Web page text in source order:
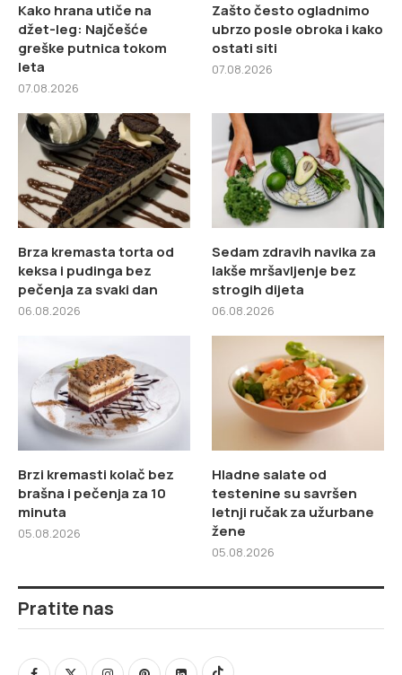
Kako hrana utiče na
džet-leg: Najčešće
greške putnica tokom
leta
07.08.2026
Zašto često ogladnimo
ubrzo posle obroka i kako
ostati siti
07.08.2026
Brza kremasta torta od
keksa i pudinga bez
pečenja za svaki dan
06.08.2026
Sedam zdravih navika za
lakše mršavljenje bez
strogih dijeta
06.08.2026
Brzi kremasti kolač bez
brašna i pečenja za 10
minuta
05.08.2026
Hladne salate od
testenine su savršen
letnji ručak za užurbane
žene
05.08.2026
Pratite nas